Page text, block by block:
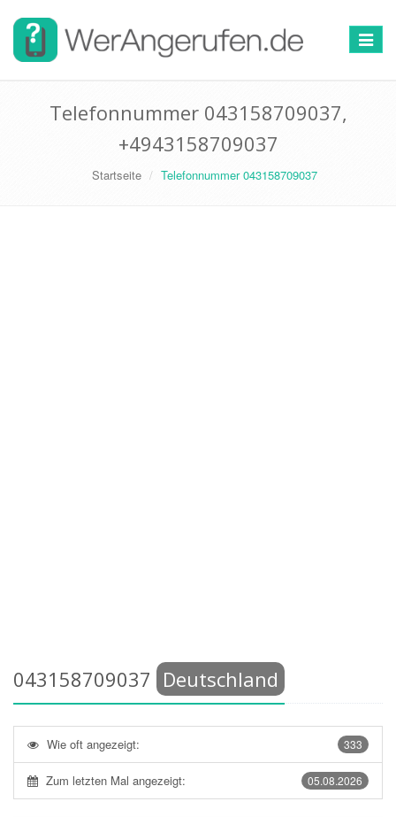
Toggle
Telefonnummer 043158709037,
+4943158709037
Startseite Telefonnummer 043158709037
043158709037 Deutschland
333
Wie oft angezeigt:
05.08.2026
Zum letzten Mal angezeigt: